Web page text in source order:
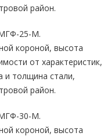
район.
25-М.
короной, высота
от характеристик,
и толщина стали,
район.
30-М.
короной, высота